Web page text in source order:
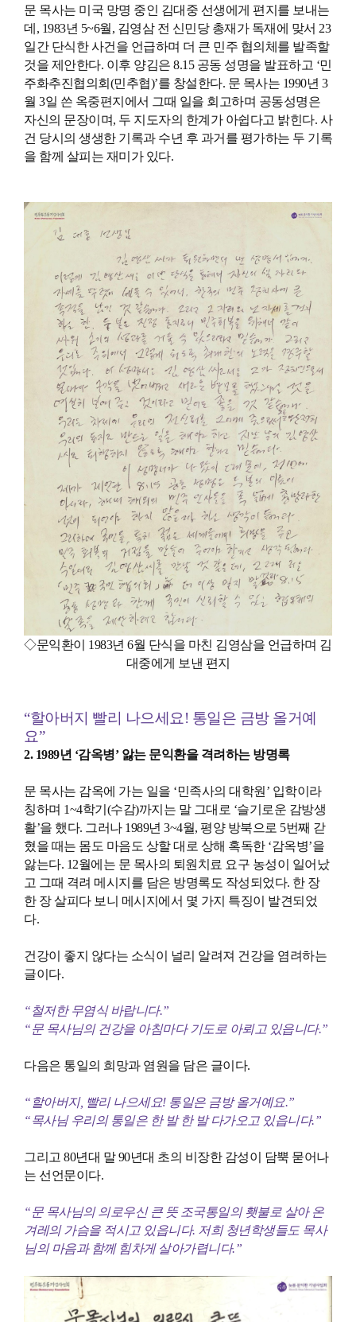
문 목사는 미국 망명 중인 김대중 선생에게 편지를 보내는
데, 1983년 5~6월, 김영삼 전 신민당 총재가 독재에 맞서 23
일간 단식한 사건을 언급하며 더 큰 민주 협의체를 발족할
것을 제안한다. 이후 양김은 8.15 공동 성명을 발표하고 ‘민
주화추진협의회(민추협)’를 창설한다. 문 목사는 1990년 3
월 3일 쓴 옥중편지에서 그때 일을 회고하며 공동성명은
자신의 문장이며, 두 지도자의 한계가 아쉽다고 밝힌다. 사
건 당시의 생생한 기록과 수년 후 과거를 평가하는 두 기록
을 함께 살피는 재미가 있다.
◇문익환이 1983년 6월 단식을 마친 김영삼을 언급하며 김
대중에게 보낸 편지
“할아버지 빨리 나으세요! 통일은 금방 올거예
요”
2. 1989년 ‘감옥병’ 앓는 문익환을 격려하는 방명록
문 목사는 감옥에 가는 일을 ‘민족사의 대학원’ 입학이라
칭하며 1~4학기(수감)까지는 말 그대로 ‘슬기로운 감방생
활’을 했다. 그러나 1989년 3~4월, 평양 방북으로 5번째 갇
혔을 때는 몸도 마음도 상할 대로 상해 혹독한 ‘감옥병’을
앓는다. 12월에는 문 목사의 퇴원치료 요구 농성이 일어났
고 그때 격려 메시지를 담은 방명록도 작성되었다. 한 장
한 장 살피다 보니 메시지에서 몇 가지 특징이 발견되었
다.
건강이 좋지 않다는 소식이 널리 알려져 건강을 염려하는
글이다.
“철저한 무염식 바랍니다.”
“문 목사님의 건강을 아침마다 기도로 아뢰고 있읍니다.”
다음은 통일의 희망과 염원을 담은 글이다.
“할아버지, 빨리 나으세요! 통일은 금방 올거예요.”
“목사님 우리의 통일은 한 발 한 발 다가오고 있읍니다.”
그리고 80년대 말 90년대 초의 비장한 감성이 담뿍 묻어나
는 선언문이다.
“문 목사님의 의로우신 큰 뜻 조국통일의 횃불로 살아 온
겨레의 가슴을 적시고 있읍니다. 저희 청년학생들도 목사
님의 마음과 함께 힘차게 살아가렵니다.”